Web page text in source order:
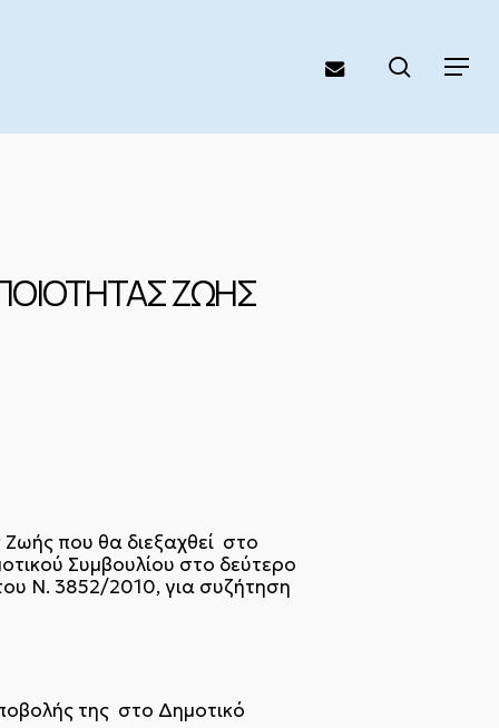
Menu
email search
ΖΩΗΣ
που θα διεξαχθεί στο
Συμβουλίου στο δεύτερο
Ν. 3852/2010, για συζήτηση
της στο Δημοτικό